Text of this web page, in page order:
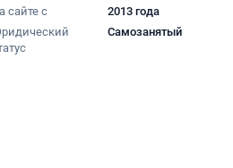
сайте с
2013 года
Самозанятый